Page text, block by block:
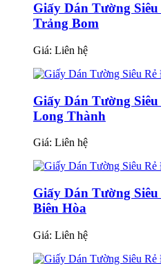
Giấy Dán Tường
Trảng Bom
Giá: Liên hệ
Giấy Dán Tường
Long Thành
Giá: Liên hệ
Giấy Dán Tường
Biên Hòa
Giá: Liên hệ